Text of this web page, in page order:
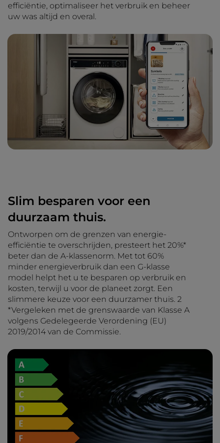
efficiëntie, optimaliseer het verbruik en beheer
uw was altijd en overal.
Slim besparen voor een
duurzaam thuis.
Ontworpen om de grenzen van energie-
efficiëntie te overschrijden, presteert het 20%*
beter dan de A-klassenorm. Met tot 60%
minder energieverbruik dan een G-klasse
model helpt het u te besparen op verbruik en
kosten, terwijl u voor de planeet zorgt. Een
slimmere keuze voor een duurzamer thuis. 2
*Vergeleken met de grenswaarde van Klasse A
volgens Gedelegeerde Verordening (EU)
2019/2014 van de Commissie.